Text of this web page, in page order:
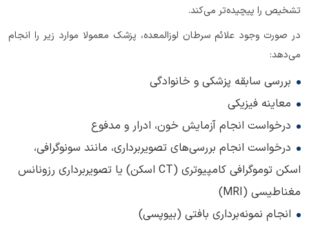
تشخیص را پیچیده‌تر می‌کند.
در صورت وجود علائم سرطان لوزالمعده، پزشک معمولا موارد زیر را انجام
می‌دهد:
بررسی سابقه پزشکی و خانوادگی
معاینه فیزیکی
درخواست انجام آزمایش خون، ادرار و مدفوع
درخواست انجام بررسی‌های تصویربرداری، مانند سونوگرافی،
اسکن توموگرافی کامپیوتری (CT اسکن) یا تصویربرداری رزونانس
مغناطیسی (MRI)
انجام نمونه‌برداری بافتی (بیوپسی)